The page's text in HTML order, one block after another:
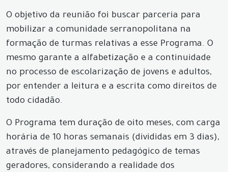
O objetivo da reunião foi buscar parceria para
mobilizar a comunidade serranopolitana na
formação de turmas relativas a esse Programa. O
mesmo garante a alfabetização e a continuidade
no processo de escolarização de jovens e adultos,
por entender a leitura e a escrita como direitos de
todo cidadão.
O Programa tem duração de oito meses, com carga
horária de 10 horas semanais (divididas em 3 dias),
através de planejamento pedagógico de temas
geradores, considerando a realidade dos